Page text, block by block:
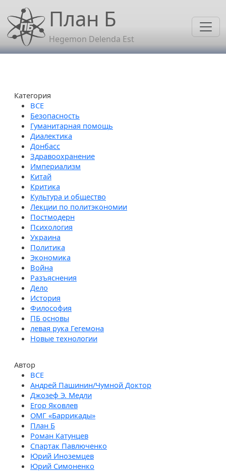
Перейти к основному содержанию
План Б
Hegemon Delenda Est
Категория
Безопасность
Гуманитарная помощь
Диалектика
Донбасс
Здравоохранение
Империализм
Китай
Критика
Культура и общество
Лекции по политэкономии
Постмодерн
Психология
Украина
Политика
Экономика
Война
Разъяснения
Дело
История
Философия
ПБ основы
левая рука Гегемона
Новые технологии
Автор
Андрей Пашинин/Чумной Доктор
Джозеф Э. Медли
Егор Яковлев
ОМГ «Баррикады»
План Б
Роман Катунцев
Спартак Павлюченко
Юрий Иноземцев
Юрий Симоненко